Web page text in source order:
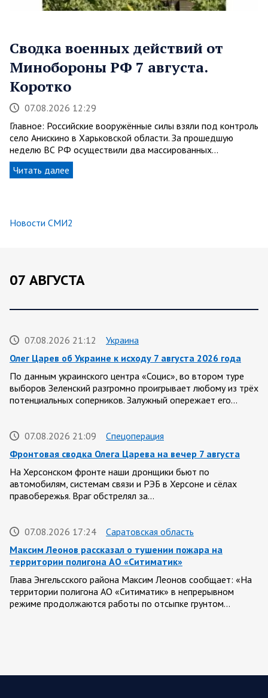
Сводка военных действий от
Минобороны РФ 7 августа.
Коротко
07.08.2026 12:29
Главное: Российские вооружённые силы взяли под контроль
село Анискино в Харьковской области. За прошедшую
неделю ВС РФ осуществили два массированных…
Читать далее
Новости СМИ2
07 АВГУСТА
07.08.2026 21:12
Украина
Олег Царев об Украине к исходу 7 августа 2026 года
По данным украинского центра «Социс», во втором туре
выборов Зеленский разгромно проигрывает любому из трёх
потенциальных соперников. Залужный опережает его…
07.08.2026 21:09
Спецоперация
Фронтовая сводка Олега Царева на вечер 7 августа
На Херсонском фронте наши дронщики бьют по
автомобилям, системам связи и РЭБ в Херсоне и сёлах
правобережья. Враг обстрелял за…
07.08.2026 17:24
Саратовская область
Максим Леонов рассказал о тушении пожара на
территории полигона АО «Ситиматик»
Глава Энгельсского района Максим Леонов сообщает: «На
территории полигона АО «Ситиматик» в непрерывном
режиме продолжаются работы по отсыпке грунтом…